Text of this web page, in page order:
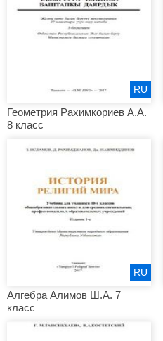
Геометрия Рахимкориев А.А.
8 класс
RU
Алгебра Алимов Ш.А. 7
класс
RU